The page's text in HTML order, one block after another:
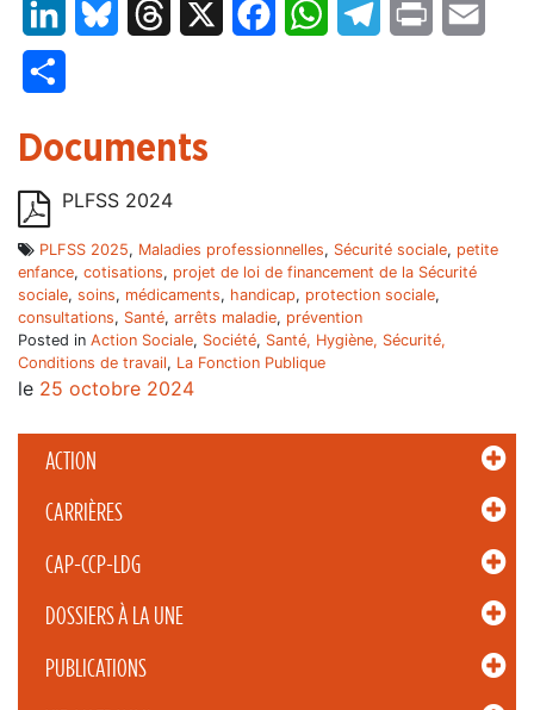
ACTION
CARRIÈRES
CAP-CCP-LDG
DOSSIERS À LA UNE
PUBLICATIONS
LinkedInBluesky Threads FacebookWhatsAppTelegram
Print
Documents
PLFSS 2024
PLFSS 2025, Maladies professionnelles, Sécurité sociale, petite
enfance, cotisations, projet de loi de financement de la Sécurité
sociale, soins, médicaments, handicap, protection sociale,
consultations, Santé, arrêts maladie, prévention
Posted in Action Sociale, Société, Santé, Hygiène, Sécurité,
Conditions de travail, La Fonction Publique
le 25 octobre 2024